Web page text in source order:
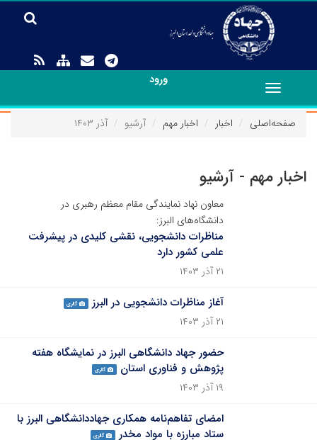
ورود
Toggle
navigation
صفحه‌اصلی
اخبار اخبار مهم آرشیو آذر ۱۴۰۳
اخبار مهم - آرشیو
معاون نهاد نمایندگی مقام معظم رهبری در
دانشگاه‌های البرز:
مناظرات دانشجویی، نقشی کلیدی در پیشرفت
علمی کشور دارد
۲۱ آذر ۱۴۰۳
آغاز مناظرات دانشجویی در البرز گالری
۲۱ آذر ۱۴۰۳
حضور جهاد دانشگاهی البرز در نمایشگاه هفته
پژوهش و فناوری استان
گالری
۱۹ آذر ۱۴۰۳
امضای تفاهم‌نامه همکاری جهاددانشگاهی البرز با
ستاد مبارزه با مواد مخدر
گالری